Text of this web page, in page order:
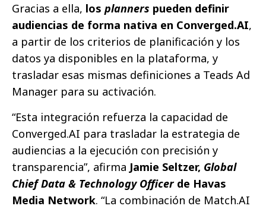
Gracias a ella, los planners pueden definir
audiencias de forma nativa en Converged.AI,
a partir de los criterios de planificación y los
datos ya disponibles en la plataforma, y
trasladar esas mismas definiciones a Teads Ad
Manager para su activación.
“Esta integración refuerza la capacidad de
Converged.AI para trasladar la estrategia de
audiencias a la ejecución con precisión y
transparencia”, afirma Jamie Seltzer, Global
Chief Data & Technology Officerde Havas
Media Network. “La combinación de Match.AI